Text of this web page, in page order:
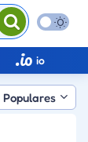
io
Populares